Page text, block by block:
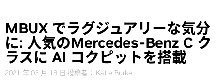
MBUX でラグジュアリーな気分
に: 人気のMercedes-Benz C ク
ラスに AI コクピットを搭載
2021 年 03 月 18 日 投稿者： Katie Burke